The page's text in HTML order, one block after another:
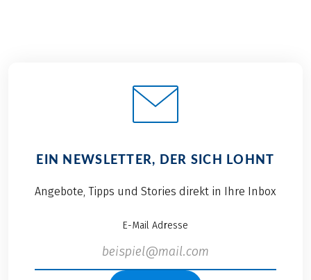
EIN NEWSLETTER, DER SICH LOHNT
Angebote, Tipps und Stories direkt in Ihre Inbox
E-Mail Adresse